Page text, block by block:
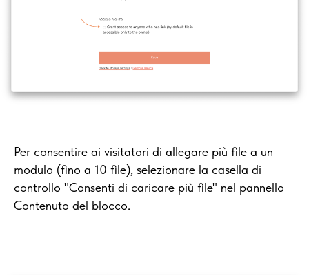
Per consentire ai visitatori di allegare più file a un
modulo (fino a 10 file), selezionare la casella di
controllo "Consenti di caricare più file" nel pannello
Contenuto del blocco.